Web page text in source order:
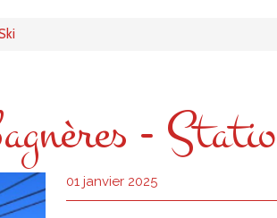
-
01 janvier 2025